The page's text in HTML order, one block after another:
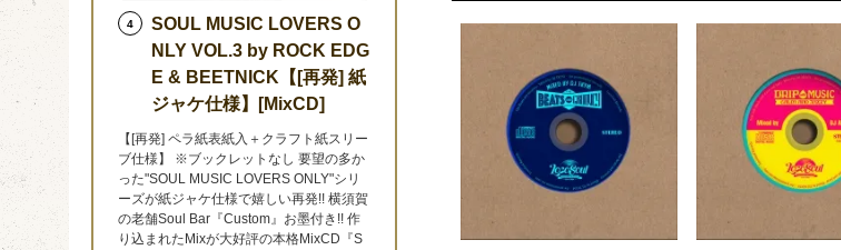
4
SOUL MUSIC LOVERS O
NLY VOL.3 by ROCK EDG
E & BEETNICK【[再発] 紙
ジャケ仕様】[MixCD]
【[再発] ペラ紙表紙入＋クラフト紙スリー
ブ仕様】 ※ブックレットなし 要望の多か
った"SOUL MUSIC LOVERS ONLY"シリ
ーズが紙ジャケ仕様で嬉しい再発!! 横須賀
の老舗Soul Bar『Custom』お墨付き!! 作
り込まれたMixが大好評の本格MixCD『S